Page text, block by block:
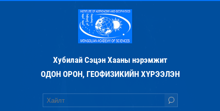
Хубилай Сэцэн Хааны нэрэмжит
ОДОН ОРОН, ГЕОФИЗИКИЙН ХҮРЭЭЛЭН